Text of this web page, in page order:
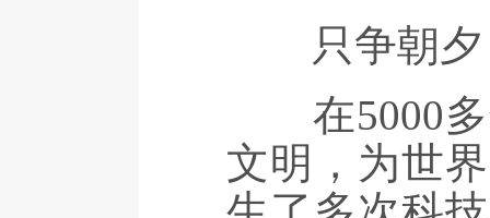
只争朝夕
在5000多
文明，为世